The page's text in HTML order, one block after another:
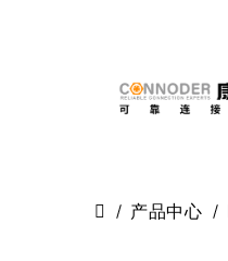
产品中心